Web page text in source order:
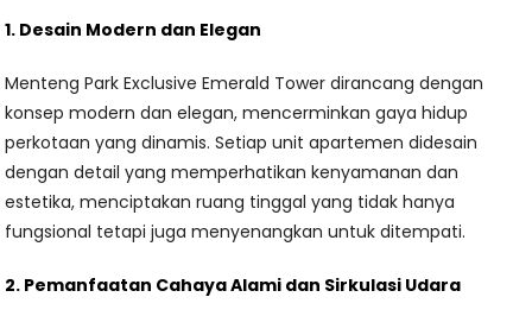
1. Desain Modern dan Elegan
Menteng Park Exclusive Emerald Tower dirancang dengan
konsep modern dan elegan, mencerminkan gaya hidup
perkotaan yang dinamis. Setiap unit apartemen didesain
dengan detail yang memperhatikan kenyamanan dan
estetika, menciptakan ruang tinggal yang tidak hanya
fungsional tetapi juga menyenangkan untuk ditempati.
2. Pemanfaatan Cahaya Alami dan Sirkulasi Udara